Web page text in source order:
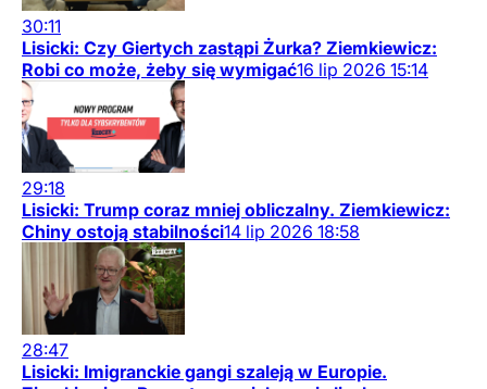
30:11
Lisicki: Czy Giertych zastąpi Żurka? Ziemkiewicz:
Robi co może, żeby się wymigać16 lip 2026 15:14
29:18
Lisicki: Trump coraz mniej obliczalny. Ziemkiewicz:
Chiny ostoją stabilności14 lip 2026 18:58
28:47
Lisicki: Imigranckie gangi szaleją w Europie.